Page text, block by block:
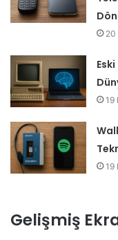
20
19
19
Gelişmiş